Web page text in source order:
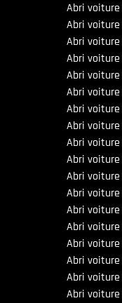
Abri
Abri
Abri voiture
Abri voiture
Abri voiture
Abri
Abri
Abri
Abri voiture
Abri voiture
Abri
Abri voiture
Abri voiture
Abri voiture
Abri
Abri voiture
Abri voiture
Abri voiture